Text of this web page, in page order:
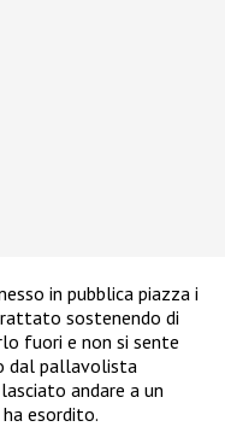
in pubblica piazza i
sostenendo di
fuori e non si sente
dal pallavolista
andare a un
ha esordito.